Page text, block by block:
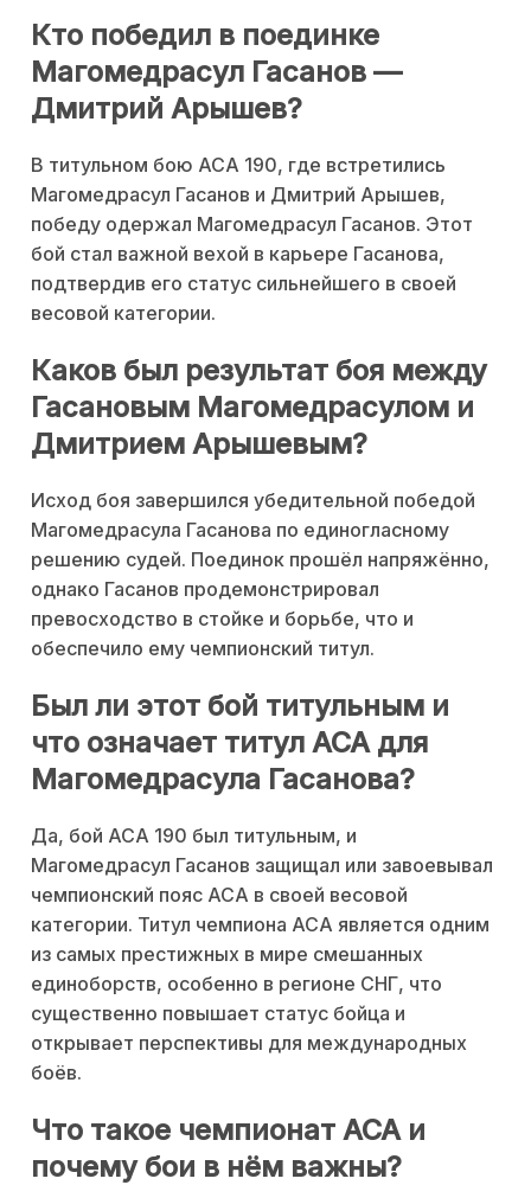
Кто победил в поединке
Магомедрасул Гасанов —
Дмитрий Арышев?
В титульном бою ACA 190, где встретились
Магомедрасул Гасанов и Дмитрий Арышев,
победу одержал Магомедрасул Гасанов. Этот
бой стал важной вехой в карьере Гасанова,
подтвердив его статус сильнейшего в своей
весовой категории.
Каков был результат боя между
Гасановым Магомедрасулом и
Дмитрием Арышевым?
Исход боя завершился убедительной победой
Магомедрасула Гасанова по единогласному
решению судей. Поединок прошёл напряжённо,
однако Гасанов продемонстрировал
превосходство в стойке и борьбе, что и
обеспечило ему чемпионский титул.
Был ли этот бой титульным и
что означает титул ACA для
Магомедрасула Гасанова?
Да, бой ACA 190 был титульным, и
Магомедрасул Гасанов защищал или завоевывал
чемпионский пояс ACA в своей весовой
категории. Титул чемпиона ACA является одним
из самых престижных в мире смешанных
единоборств, особенно в регионе СНГ, что
существенно повышает статус бойца и
открывает перспективы для международных
боёв.
Что такое чемпионат ACA и
почему бои в нём важны?